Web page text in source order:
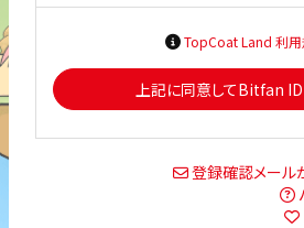
TopCoat Land 利
上記に同意してBitfan ID
登録確認メール